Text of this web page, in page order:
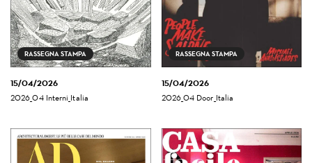
RASSEGNA STAMPA
15/04/2026
2026_04 Interni_Italia
RASSEGNA STAMPA
15/04/2026
2026_04 Door_Italia